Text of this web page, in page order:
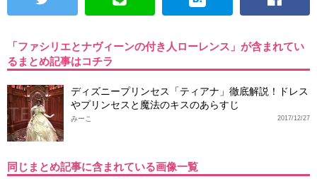
「ファシリエとナヴィーンの付き人ローレンス」が含まれてい
るまとめ記事はコチラ
ディズニープリンセス「ティアナ」徹底解説！ドレス
やプリンセスと魔法のキスのあらすじ
2017/12/27
みーこ
同じまとめ記事に含まれている画像一覧